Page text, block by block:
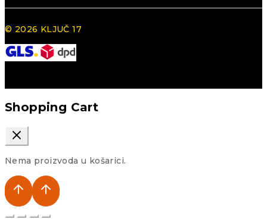
© 2026 KLJUČ 17
Shopping Cart
Nema proizvoda u košarici.